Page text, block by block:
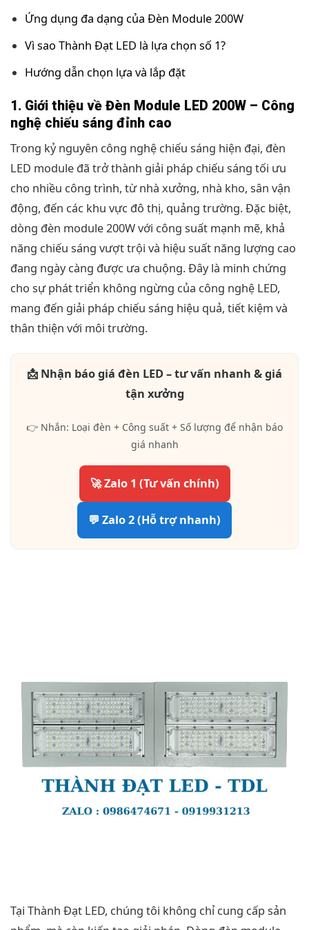
Ứng dụng đa dạng của Đèn Module 200W
Vì sao Thành Đạt LED là lựa chọn số 1?
Hướng dẫn chọn lựa và lắp đặt
1. Giới thiệu về Đèn Module LED 200W – Công
nghệ chiếu sáng đỉnh cao
Trong kỷ nguyên công nghệ chiếu sáng hiện đại, đèn
LED module đã trở thành giải pháp chiếu sáng tối ưu
cho nhiều công trình, từ nhà xưởng, nhà kho, sân vận
động, đến các khu vực đô thị, quảng trường. Đặc biệt,
dòng đèn module 200W với công suất mạnh mẽ, khả
năng chiếu sáng vượt trội và hiệu suất năng lượng cao
đang ngày càng được ưa chuộng. Đây là minh chứng
cho sự phát triển không ngừng của công nghệ LED,
mang đến giải pháp chiếu sáng hiệu quả, tiết kiệm và
thân thiện với môi trường.
📩 Nhận báo giá đèn LED – tư vấn nhanh & giá
tận xưởng
👉 Nhắn: Loại đèn + Công suất + Số lượng để nhận báo
giá nhanh
🚀 Zalo 1 (Tư vấn chính)
💬 Zalo 2 (Hỗ trợ nhanh)
Tại Thành Đạt LED, chúng tôi không chỉ cung cấp sản